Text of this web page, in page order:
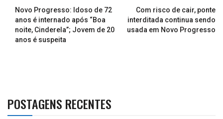
Novo Progresso: Idoso de 72
anos é internado após “Boa
noite, Cinderela”; Jovem de 20
anos é suspeita
Com risco de cair, ponte
interditada continua sendo
usada em Novo Progresso
POSTAGENS RECENTES